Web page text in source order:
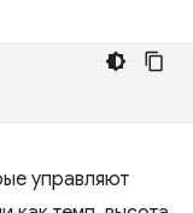
управляют